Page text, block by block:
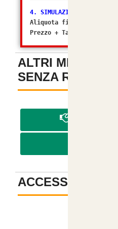
4. SIMULAZIONE FINALE
Aliquota finale calcolata
Prezzo + Tasse
ALTRI METODI
SENZA
ACCESSORI